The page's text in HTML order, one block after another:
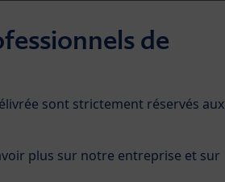
de
sont strictement réservés aux
plus sur notre entreprise et sur